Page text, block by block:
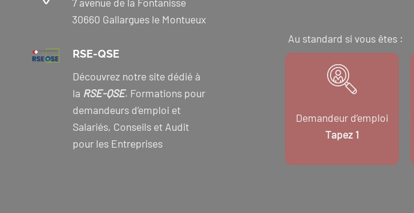
30660 Gallargues le Montueux
RSE-QSE
Découvrez notre site dédié à
la RSE-QSE. Formations pour
demandeurs d’emploi et
Salariés, Conseils et Audit
pour les Entreprises
Au standard si vous êtes :
Demandeur d’emploi
Tapez 1